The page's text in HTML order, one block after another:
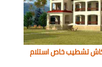
تشطيب خاص استلام